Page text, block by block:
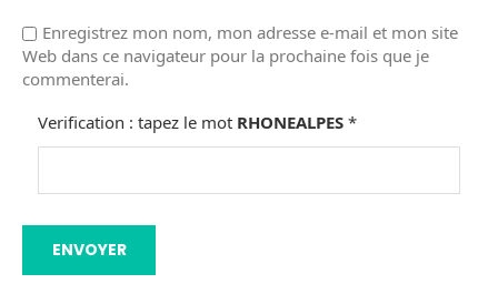
Enregistrez mon nom, mon adresse e-mail et mon site
Web dans ce navigateur pour la prochaine fois que je
commenterai.
Verification : tapez le mot RHONEALPES *